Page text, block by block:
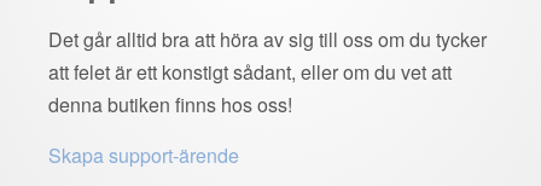
Det går alltid bra att höra av sig till oss om du tycker
att felet är ett konstigt sådant, eller om du vet att
denna butiken finns hos oss!
Skapa support-ärende